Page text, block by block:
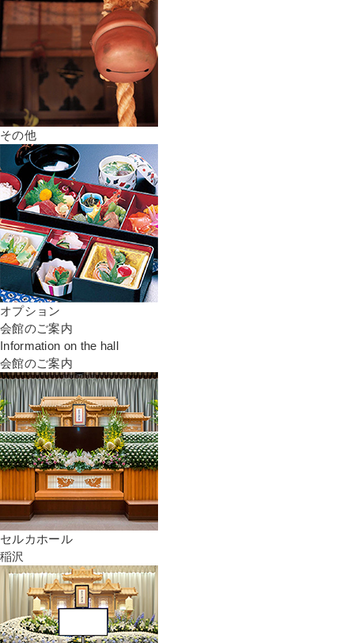
その他
オプション
会館のご案内
Information on the hall
会館のご案内
セルカホール
稲沢